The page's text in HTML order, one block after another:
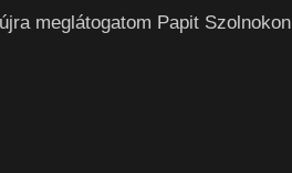
meglátogatom Papit Szolnokon